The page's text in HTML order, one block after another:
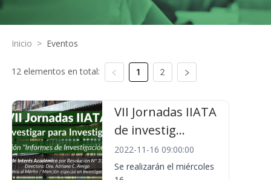
Inicio > Eventos
12 elementos en total: 1 2
VII Jornadas IIATA
de investig...
2022-11-16 09:00:00
Se realizarán el miércoles